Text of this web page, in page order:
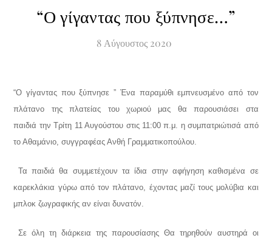
“Ο γίγαντας που ξύπνησε…”
8 Αύγουστος 2020
“Ο γίγαντας που ξύπνησε ” Ένα παραμύθι εμπνευσμένο από τον
πλάτανο της πλατείας του χωριού μας θα παρουσιάσει στα
παιδιά την Τρίτη 11 Αυγούστου στις 11:00 π.μ. η συμπατριώτισά από
το Αθαμάνιο, συγγραφέας Ανθή Γραμματικοπούλου.
Τα παιδιά θα συμμετέχουν τα ίδια στην αφήγηση καθισμένα σε
καρεκλάκια γύρω από τον πλάτανο, έχοντας μαζί τους μολύβια και
μπλοκ ζωγραφικής αν είναι δυνατόν.
Σε όλη τη διάρκεια της παρουσίασης Θα τηρηθούν αυστηρά οι